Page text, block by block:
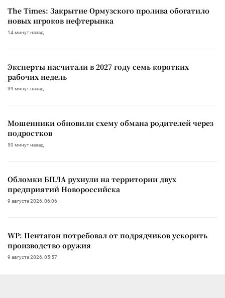
The Times: Закрытие Ормузского пролива обогатило
новых игроков нефтерынка
14 минут назад
Эксперты насчитали в 2027 году семь коротких
рабочих недель
39 минут назад
Мошенники обновили схему обмана родителей через
подростков
50 минут назад
Обломки БПЛА рухнули на территории двух
предприятий Новороссийска
9 августа 2026, 06:06
WP: Пентагон потребовал от подрядчиков ускорить
производство оружия
9 августа 2026, 05:57